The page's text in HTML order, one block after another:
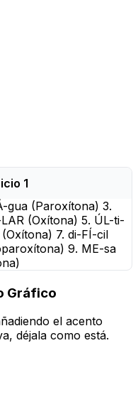
1
gua (Paroxítona) 3.
(Oxítona) 5. ÚL-ti-
7. di-FÍ-cil
9. ME-sa
Gráfico
el acento
déjala como está.